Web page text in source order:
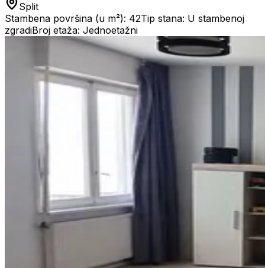
Split
Stambena površina (u m²): 42Tip stana: U stambenoj
zgradiBroj etaža: Jednoetažni